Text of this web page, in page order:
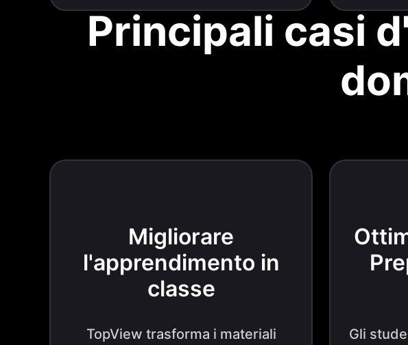
Principali casi
Migliorare
l'apprendimento in
classe
TopView trasforma i materiali
Gli